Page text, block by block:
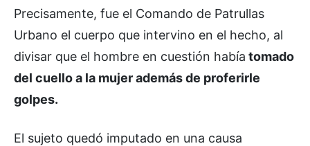
Precisamente, fue el Comando de Patrullas
Urbano el cuerpo que intervino en el hecho, al
divisar que el hombre en cuestión había tomado
del cuello a la mujer además de proferirle
golpes.
El sujeto quedó imputado en una causa